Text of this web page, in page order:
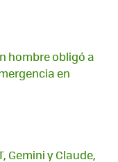
hombre obligó a
en
Gemini y Claude,